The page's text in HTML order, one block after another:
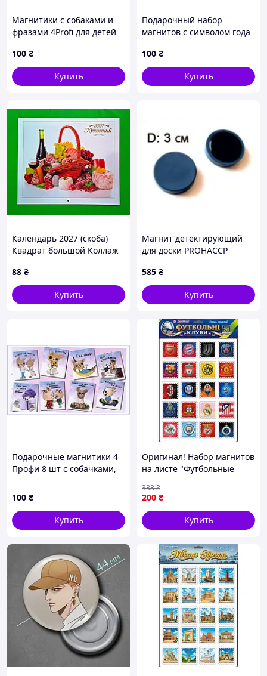
Магнитики с собаками и
фразами 4Profi для детей
100 ₴
Купить
Подарочный набор
магнитов с символом года
100 ₴
Купить
Календарь 2027 (скоба)
Квадрат большой Коллаж
88 ₴
Купить
Магнит детектирующий
для доски PROHACCP
Код/Артикул P0392-2
585 ₴
Купить
Подарочные магнитики 4
Профи 8 шт с собачками,
100 ₴
Купить
Оригинал! Набор магнитов
на листе "Футбольные
Высшее качество!
200 ₴
333₴
Купить